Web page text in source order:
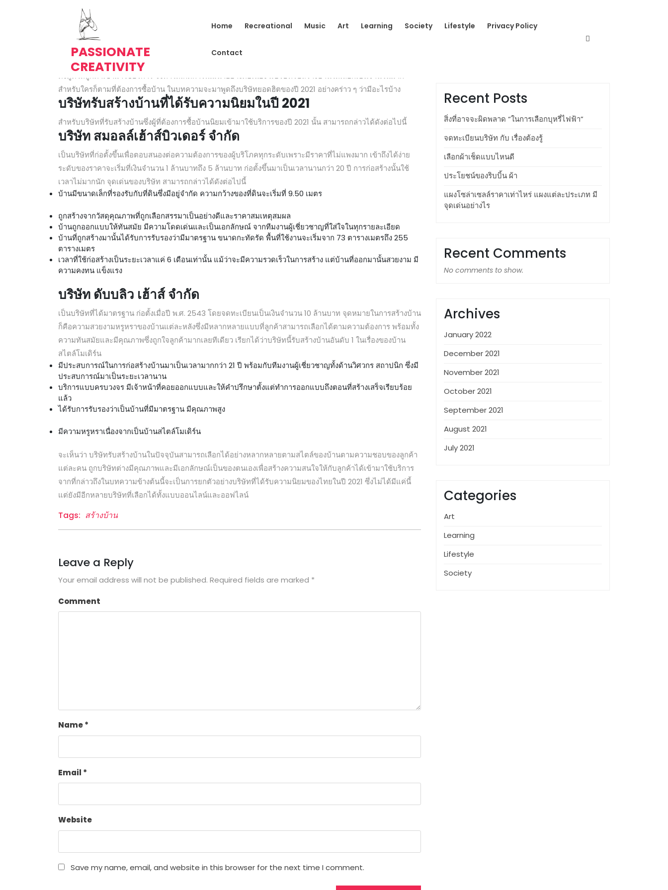
PASSIONATE
CREATIVITY
Home Recreational Music Art Learning Society Lifestyle Privacy Policy
Contact
รับสร้างบ้าน บริษัทสร้างบ้านยอดนิยมในปี 2021
editor
บริษัทที่รับสร้างบ้าน ในปัจจุบันมีอยู่หลากหลายบริษัทให้เลือกซึ่งแต่ละแห่งต่างก็มีลักษณะเด่นที่ไม่เหมือนกัน เพื่อ
ดึงดูดให้ลูกค้าเข้ามาใช้บริการ จึงทำให้เกิดการพัฒนาอย่างต่อเนื่อง มีบริษัทรับสร้างบ้านให้เลือกเป็นจำนวนมาก
สำหรับใครก็ตามที่ต้องการซื้อบ้าน ในบทความจะมาพูดถึงบริษัทยอดฮิตของปี 2021 อย่างคร่าว ๆ ว่ามีอะไรบ้าง
บริษัทรับสร้างบ้านที่ได้รับความนิยมในปี 2021
สำหรับบริษัทที่รับสร้างบ้านซึ่งผู้ที่ต้องการซื้อบ้านนิยมเข้ามาใช้บริการของปี 2021 นั้น สามารถกล่าวได้ดังต่อไปนี้
บริษัท สมอลล์เฮ้าส์บิวเดอร์ จำกัด
เป็นบริษัทที่ก่อตั้งขึ้นเพื่อตอบสนองต่อความต้องการของผู้บริโภคทุกระดับเพราะมีราคาที่ไม่แพงมาก เข้าถึงได้ง่าย
ระดับของราคาจะเริ่มที่เงินจำนวน 1 ล้านบาทถึง 5 ล้านบาท ก่อตั้งขึ้นมาเป็นเวลานานกว่า 20 ปี การก่อสร้างนั้นใช้
เวลาไม่มากนัก จุดเด่นของบริษัท สามารถกล่าวได้ดังต่อไปนี้
บ้านมีขนาดเล็กที่รองรับกับที่ดินซึ่งมีอยู่จำกัด ความกว้างของที่ดินจะเริ่มที่ 9.50 เมตร
ถูกสร้างจากวัสดุคุณภาพที่ถูกเลือกสรรมาเป็นอย่างดีและราคาสมเหตุสมผล
บ้านถูกออกแบบให้ทันสมัย มีความโดดเด่นและเป็นเอกลักษณ์ จากทีมงานผู้เชี่ยวชาญที่ใส่ใจในทุกรายละเอียด
บ้านที่ถูกสร้างมานั้นได้รับการรับรองว่ามีมาตรฐาน ขนาดกะทัดรัด พื้นที่ใช้งานจะเริ่มจาก 73 ตารางเมตรถึง 255
ตารางเมตร
เวลาที่ใช้ก่อสร้างเป็นระยะเวลาแค่ 6 เดือนเท่านั้น แม้ว่าจะมีความรวดเร็วในการสร้าง แต่บ้านที่ออกมานั้นสวยงาม มี
ความคงทน แข็งแรง
บริษัท ดับบลิว เฮ้าส์ จำกัด
เป็นบริษัทที่ได้มาตรฐาน ก่อตั้งเมื่อปี พ.ศ. 2543 โดยจดทะเบียนเป็นเงินจำนวน 10 ล้านบาท จุดหมายในการสร้างบ้าน
ก็คือความสวยงามหรูหราของบ้านแต่ละหลังซึ่งมีหลากหลายแบบที่ลูกค้าสามารถเลือกได้ตามความต้องการ พร้อมทั้ง
ความทันสมัยและมีคุณภาพซึ่งถูกใจลูกค้ามากเลยทีเดียว เรียกได้ว่าบริษัทนี้รับสร้างบ้านอันดับ 1 ในเรื่องของบ้าน
สไตล์โมเดิร์น
มีประสบการณ์ในการก่อสร้างบ้านมาเป็นเวลามากกว่า 21 ปี พร้อมกับทีมงานผู้เชี่ยวชาญทั้งด้านวิศวกร สถาปนิก ซึ่งมี
ประสบการณ์มาเป็นระยะเวลานาน
บริการแบบครบวงจร มีเจ้าหน้าที่คอยออกแบบและให้คำปรึกษาตั้งแต่ทำการออกแบบถึงตอนที่สร้างเสร็จเรียบร้อย
แล้ว
ได้รับการรับรองว่าเป็นบ้านที่มีมาตรฐาน มีคุณภาพสูง
มีความหรูหราเนื่องจากเป็นบ้านสไตล์โมเดิร์น
จะเห็นว่า บริษัทรับสร้างบ้านในปัจจุบันสามารถเลือกได้อย่างหลากหลายตามสไตล์ของบ้านตามความชอบของลูกค้า
แต่ละคน ถูกบริษัทต่างมีคุณภาพและมีเอกลักษณ์เป็นของตนเองเพื่อสร้างความสนใจให้กับลูกค้าได้เข้ามาใช้บริการ
จากที่กล่าวถึงในบทความข้างต้นนี้จะเป็นการยกตัวอย่างบริษัทที่ได้รับความนิยมของไทยในปี 2021 ซึ่งไม่ได้มีแค่นี้
แต่ยังมีอีกหลายบริษัทที่เลือกได้ทั้งแบบออนไลน์และออฟไลน์
Tags: สร้างบ้าน
Leave a Reply
Your email address will not be published. Required fields are marked *
Comment
Name*
Email *
Website
Save my name, email, and website in this browser for the next time I comment.
Search
Recent Posts
สิ่งที่อาจจะผิดพลาด “ในการเลือกบุหรี่ไฟฟ้า”
จดทะเบียนบริษัท กับ เรื่องต้องรู้
เลือกผ้าเช็ดแบบไหนดี
ประโยชน์ของริบบิ้น ผ้า
แผงโซล่าเซลล์ราคาเท่าไหร่ แผงแต่ละประเภท มี
จุดเด่นอย่างไร
Recent Comments
No comments to show.
Archives
January 2022
December 2021
November 2021
October 2021
September 2021
August 2021
July 2021
Categories
Art
Learning
Lifestyle
Society